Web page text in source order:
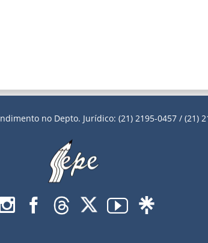
no Depto. Jurídico: (21) 2195-0457 / (21)